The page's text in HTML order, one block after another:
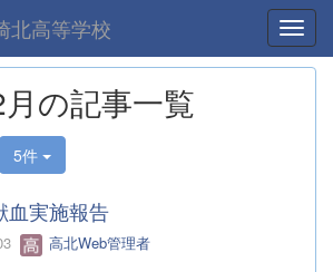
北高等学校
の記事一覧
5件
実施報告
高北Web管理者